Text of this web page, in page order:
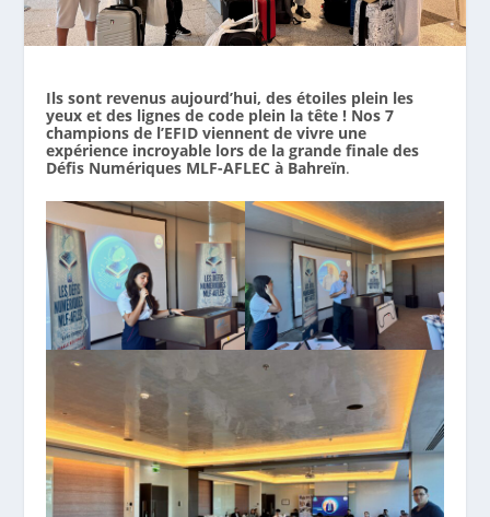
Ils sont revenus aujourd’hui, des étoiles plein les
yeux et des lignes de code plein la tête ! Nos 7
champions de l’EFID viennent de vivre une
expérience incroyable lors de la grande finale des
Défis Numériques MLF-AFLEC à Bahreïn.